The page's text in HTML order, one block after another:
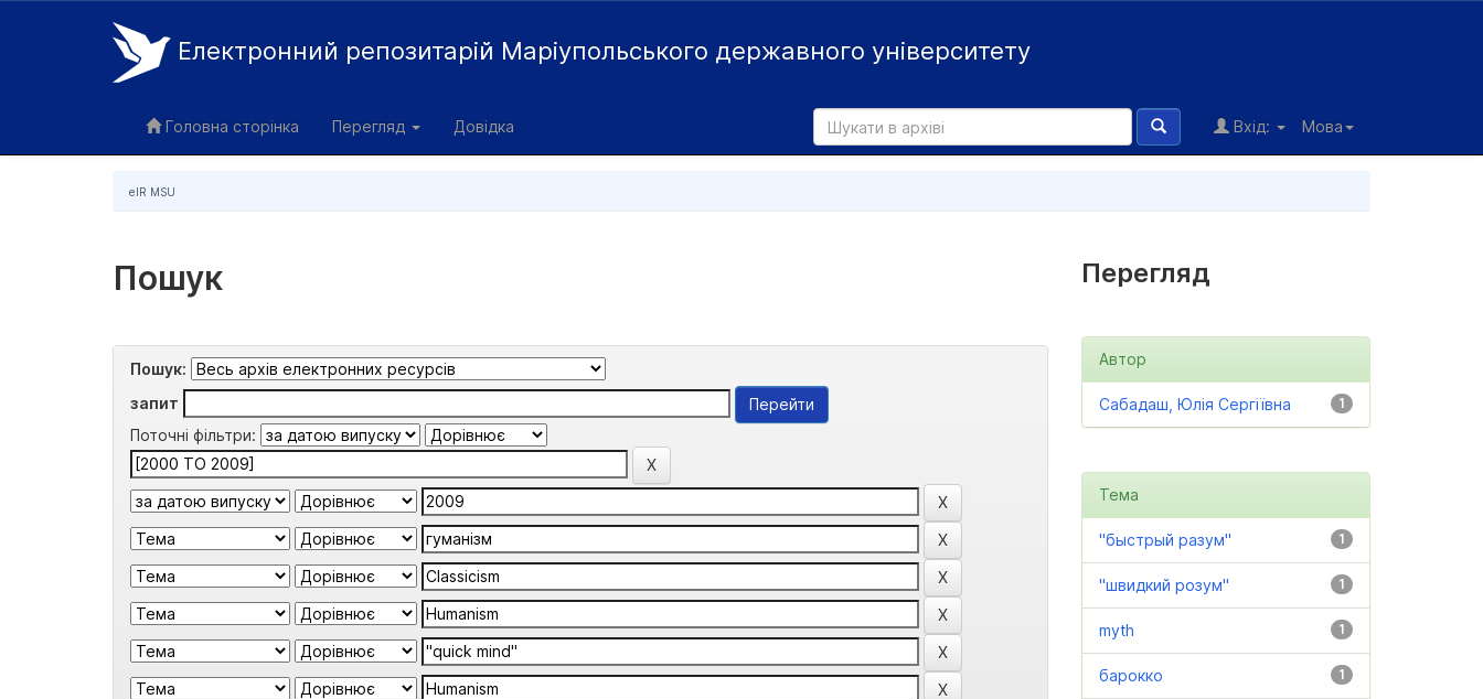
Електронний репозитарій Маріупольського державного університету
Головна сторінка Перегляд Довідка Мова
Вхід:
eIR MSU
Пошук
Пошук:
запит
Поточні фільтри:
Перегляд
Автор
1
Сабадаш, Юлія Сергіївна
Тема
1
"быстрый разум"
1
"швидкий розум"
1
myth
1
барокко